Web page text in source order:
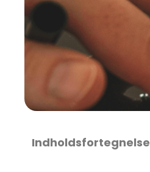
Indholdsfortegnelse